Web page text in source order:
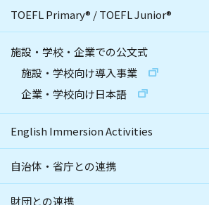
TOEFL Primary® /TOEFL Junior®
施設・学校・企業での公文式
施設・学校向け導入事業
企業・学校向け日本語
English Immersion Activities
自治体・省庁との連携
財団との連携